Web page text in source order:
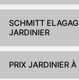
SCHMITT
JARDINIER
PRIX JARDINIER